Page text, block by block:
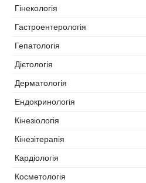
Гінекологія
Гастроентерологія
Гепатологія
Дієтологія
Дерматологія
Ендокринологія
Кінезіологія
Кінезітерапія
Кардіологія
Косметологія